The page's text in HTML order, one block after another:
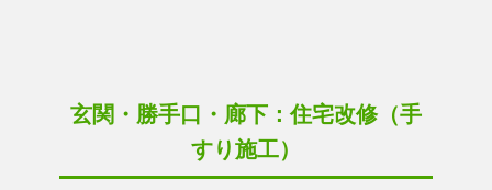
玄関・勝手口・廊下：住宅改修（手
すり施工）